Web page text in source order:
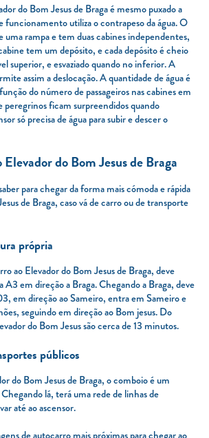
do Bom Jesus de Braga é mesmo puxado a
funcionamento utiliza o contrapeso da água. O
uma rampa e tem duas cabines independentes,
tem um depósito, e cada depósito é cheio
superior, e esvaziado quando no inferior. A
assim a deslocação. A quantidade de água é
do número de passageiros nas cabines em
peregrinos ficam surpreendidos quando
só precisa de água para subir e descer o
do Bom Jesus de Braga
para chegar da forma mais cómoda e rápida
de Braga, caso vá de carro ou de transporte
própria
ao Elevador do Bom Jesus de Braga, deve
A3 em direção a Braga. Chegando a Braga, deve
em direção ao Sameiro, entra em Sameiro e
seguindo em direção ao Bom jesus. Do
do Bom Jesus são cerca de 13 minutos.
públicos
do Bom Jesus de Braga, o comboio é um
lá, terá uma rede de linhas de
até ao ascensor.
de autocarro mais próximas para chegar ao